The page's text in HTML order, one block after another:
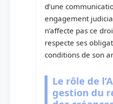
d’une
engagement
n’affecte pas ce
respecte ses
conditions de son
Le rôle de
gestion du